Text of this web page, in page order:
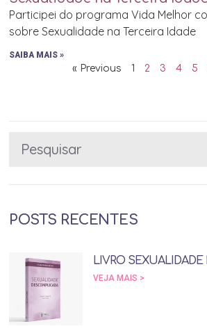
Participei do programa Vida Melhor
sobre Sexualidade na Terceira Idade
SAIBA MAIS »
« Previous 1 2 3 4 5
POSTS RECENTES
LIVRO
VEJA MAIS >